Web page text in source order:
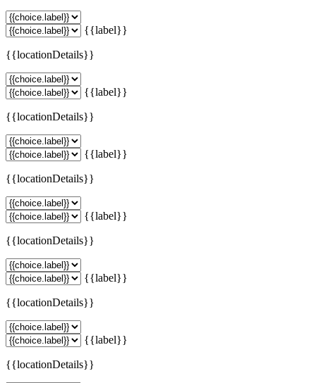
{{label}}
{{locationDetails}}
{{label}}
{{locationDetails}}
{{label}}
{{locationDetails}}
{{label}}
{{locationDetails}}
{{label}}
{{locationDetails}}
{{label}}
{{locationDetails}}